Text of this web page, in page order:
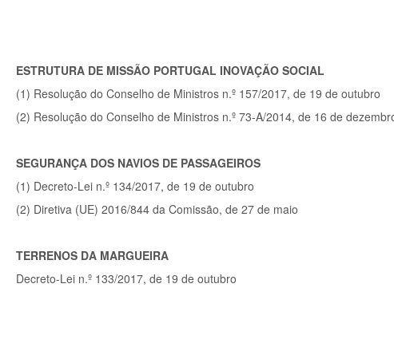
ESTRUTURA DE MISSÃO PORTUGAL INOVAÇÃO SOCIAL
(1) Resolução do Conselho de Ministros n.º 157/2017, de 19 de outubro
(2) Resolução do Conselho de Ministros n.º 73-A/2014, de 16 de
SEGURANÇA DOS NAVIOS DE PASSAGEIROS
(1) Decreto-Lei n.º 134/2017, de 19 de outubro
(2) Diretiva (UE) 2016/844 da Comissão, de 27 de maio
TERRENOS DA MARGUEIRA
Decreto-Lei n.º 133/2017, de 19 de outubro